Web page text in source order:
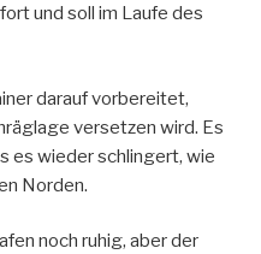
und soll im Laufe des
darauf vorbereitet,
versetzen wird. Es
es wieder schlingert, wie
Norden.
noch ruhig, aber der